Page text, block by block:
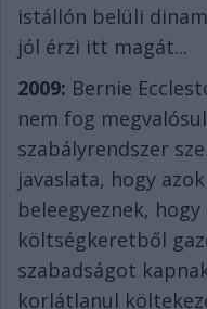
istállón belüli
jól érzi itt magát...
2009: Bernie
nem fog
szabályrendszer
javaslata, hogy
beleegyeznek,
költségkeretből
szabadságot
korlátlanul